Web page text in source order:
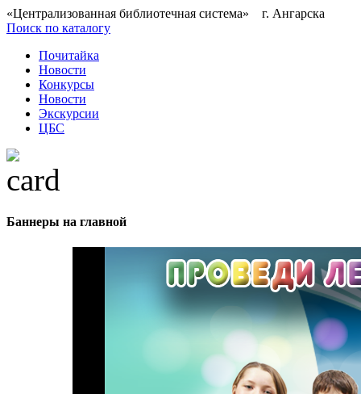
«Централизованная библиотечная система» г. Ангарска
Поиск по каталогу
Почитайка
Новости
Конкурсы
Новости
Экскурсии
ЦБС
Баннеры на главной